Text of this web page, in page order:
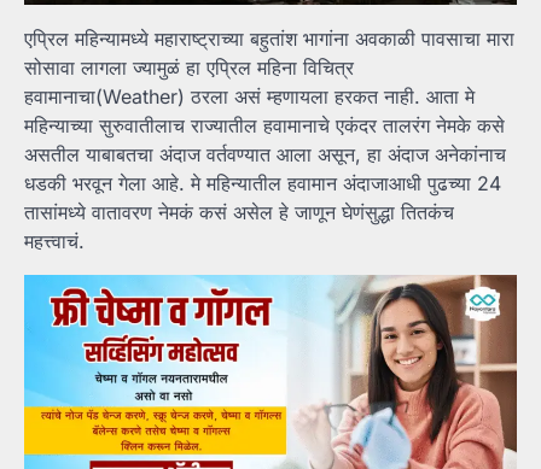
एप्रिल महिन्यामध्ये महाराष्ट्राच्या बहुतांश भागांना अवकाळी पावसाचा मारा
सोसावा लागला ज्यामुळं हा एप्रिल महिना विचित्र
हवामानाचा(Weather) ठरला असं म्हणायला हरकत नाही. आता मे
महिन्याच्या सुरुवातीलाच राज्यातील हवामानाचे एकंदर तालरंग नेमके कसे
असतील याबाबतचा अंदाज वर्तवण्यात आला असून, हा अंदाज अनेकांनाच
धडकी भरवून गेला आहे. मे महिन्यातील हवामान अंदाजाआधी पुढच्या 24
तासांमध्ये वातावरण नेमकं कसं असेल हे जाणून घेणंसुद्धा तितकंच
महत्त्वाचं.